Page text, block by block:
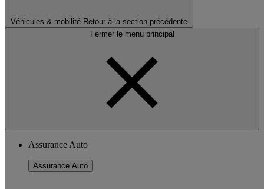
Véhicules & mobilité Retour à la section précédente
Fermer le menu principal
Assurance Auto
Assurance Auto